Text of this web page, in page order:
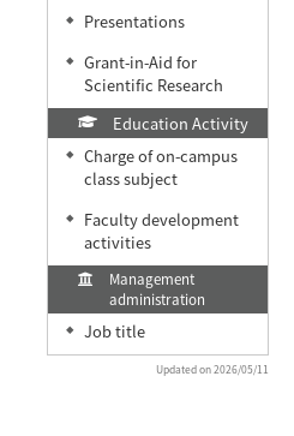
◆ Presentations
◆
Grant-in-Aid for
Scientific Research
Education Activity
◆
Charge of on-campus
class subject
◆
Faculty development
activities
Management
administration
◆ Job title
Updated on 2026/05/11